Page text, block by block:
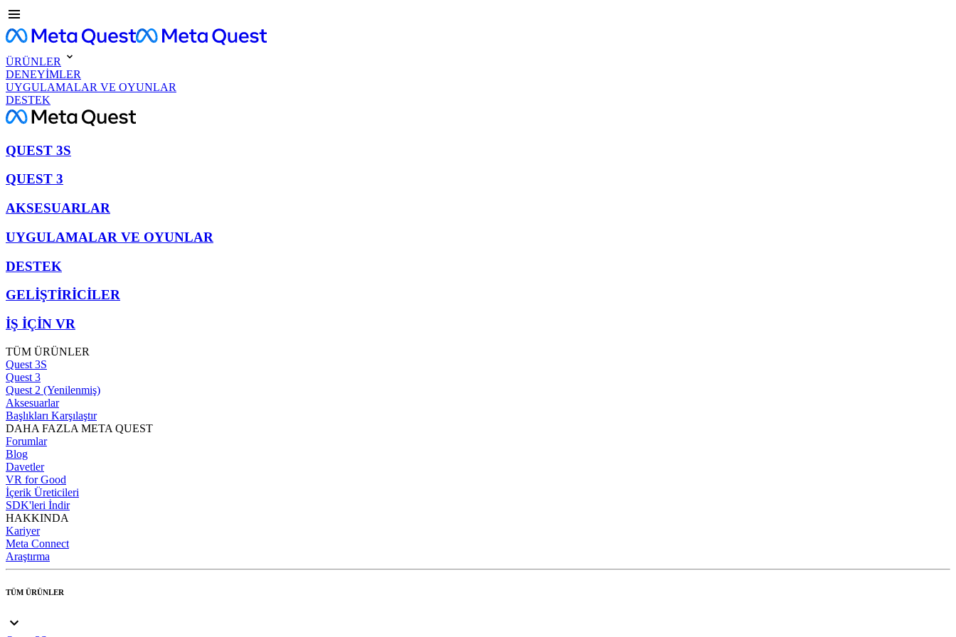
ÜRÜNLER
DENEYİMLER
UYGULAMALAR VE OYUNLAR
DESTEK
QUEST 3S
QUEST 3
AKSESUARLAR
UYGULAMALAR VE OYUNLAR
DESTEK
GELİŞTİRİCİLER
İŞ İÇİN VR
TÜM ÜRÜNLER
Quest 3S
Quest 3
Quest 2 (Yenilenmiş)
Aksesuarlar
Başlıkları Karşılaştır
DAHA FAZLA META QUEST
Forumlar
Blog
Davetler
VR for Good
İçerik Üreticileri
SDK'leri İndir
HAKKINDA
Kariyer
Meta Connect
Araştırma
TÜM ÜRÜNLER